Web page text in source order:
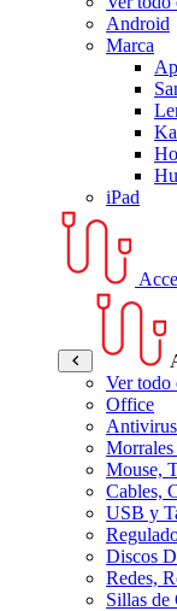
Android
Marca
iPad
Ver todo
Office
Antivirus
Mouse,
Cables,
USB y
Discos
Redes,
Sillas de